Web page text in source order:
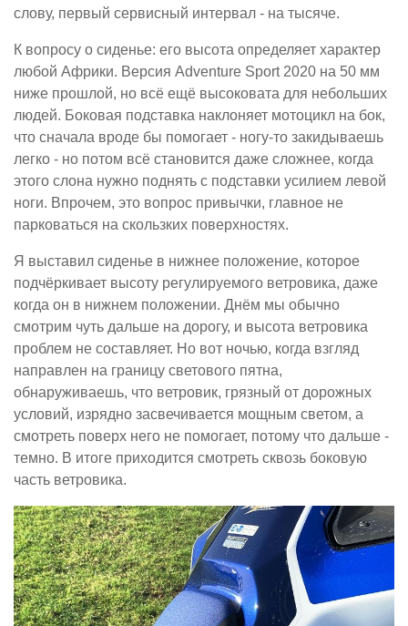
слову, первый сервисный интервал - на тысяче.
К вопросу о сиденье: его высота определяет характер
любой Африки. Версия Adventure Sport 2020 на 50 мм
ниже прошлой, но всё ещё высоковата для небольших
людей. Боковая подставка наклоняет мотоцикл на бок,
что сначала вроде бы помогает - ногу-то закидываешь
легко - но потом всё становится даже сложнее, когда
этого слона нужно поднять с подставки усилием левой
ноги. Впрочем, это вопрос привычки, главное не
парковаться на скользких поверхностях.
Я выставил сиденье в нижнее положение, которое
подчёркивает высоту регулируемого ветровика, даже
когда он в нижнем положении. Днём мы обычно
смотрим чуть дальше на дорогу, и высота ветровика
проблем не составляет. Но вот ночью, когда взгляд
направлен на границу светового пятна,
обнаруживаешь, что ветровик, грязный от дорожных
условий, изрядно засвечивается мощным светом, а
смотреть поверх него не помогает, потому что дальше -
темно. В итоге приходится смотреть сквозь боковую
часть ветровика.